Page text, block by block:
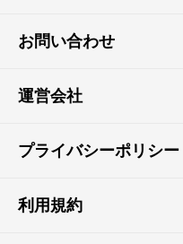
お問い合わせ
運営会社
プライバシーポリシー
利用規約